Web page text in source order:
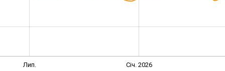
Лип. Січ. 2026